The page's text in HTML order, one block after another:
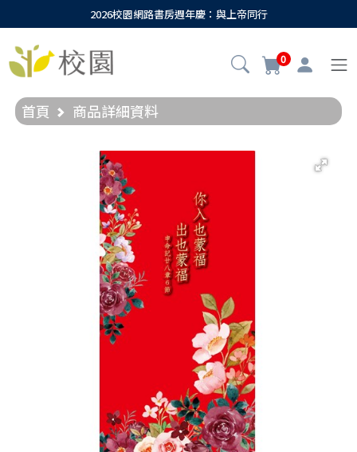
2026校園網路書房週年慶：與上帝同行
0
首頁 商品詳細資料